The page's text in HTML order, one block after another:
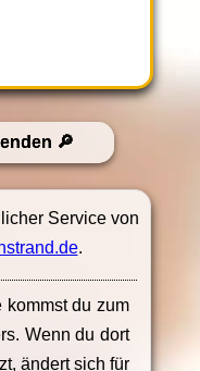
Service von
.
kommst du zum
Wenn du dort
ändert sich für